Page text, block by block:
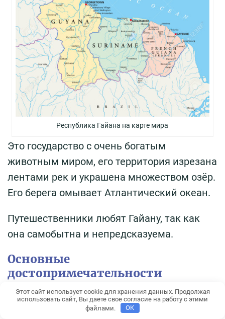
Республика Гайана на карте мира
Это государство с очень богатым
животным миром, его территория изрезана
лентами рек и украшена множеством озёр.
Его берега омывает Атлантический океан.
Путешественники любят Гайану, так как
она самобытна и непредсказуема.
Основные
достопримечательности
Достопримечательности Гайаны – это
совокупность природных и сотворённых
Этот сайт использует cookie для хранения данных. Продолжая
использовать сайт, Вы даете свое согласие на работу с этими
файлами.
OK